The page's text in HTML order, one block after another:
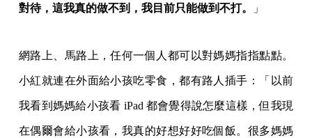
對待，這我真的做不到， 我目前只能做到不打。 」
網路上、馬路上，任何一個人都可以對媽媽指指點點。
小紅就連在外面給小孩吃零食，都有路人插手：「以前
我看到媽媽給小孩看 iPad 都會覺得說怎麼這樣，但我現
在偶爾會給小孩看，我真的好想好好吃個飯。很多媽媽